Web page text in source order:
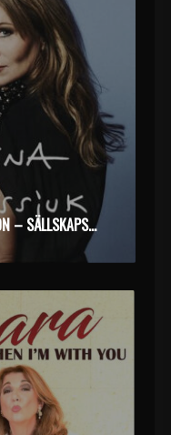
PER GESSLE + LENA PHILIPSSON – SÄLLSKAPSSJUK (2024)